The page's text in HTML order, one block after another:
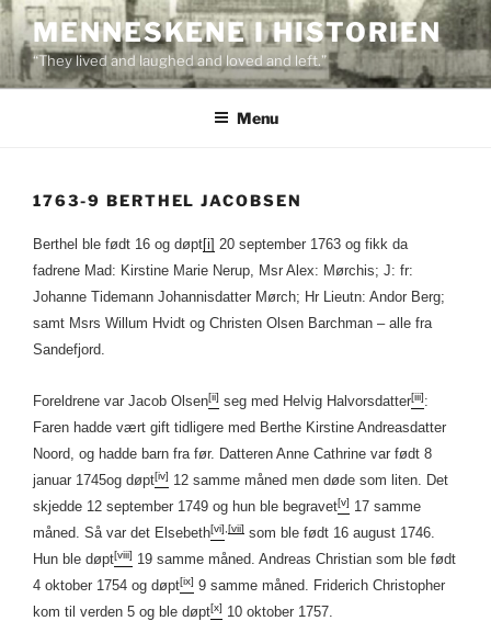
Skip
to
content
MENNESKENE I HISTORIEN
“They lived and laughed and loved and left.”
Menu
1763-9 BERTHEL JACOBSEN
Berthel ble født 16 og døpt[i] 20 september 1763 og fikk da
fadrene Mad: Kirstine Marie Nerup, Msr Alex: Mørchis; J: fr:
Johanne Tidemann Johannisdatter Mørch; Hr Lieutn: Andor Berg;
samt Msrs Willum Hvidt og Christen Olsen Barchman – alle fra
Sandefjord.
Foreldrene var Jacob Olsen[ii] seg med Helvig Halvorsdatter[iii]:
Faren hadde vært gift tidligere med Berthe Kirstine Andreasdatter
Noord, og hadde barn fra før. Datteren Anne Cathrine var født 8
januar 1745og døpt[iv] 12 samme måned men døde som liten. Det
skjedde 12 september 1749 og hun ble begravet[v] 17 samme
måned. Så var det Elsebeth[vi] [vii] som ble født 16 august 1746.
Hun ble døpt[viii] 19 samme måned. Andreas Christian som ble født
4 oktober 1754 og døpt[ix] 9 samme måned. Friderich Christopher
kom til verden 5 og ble døpt[x] 10 oktober 1757.